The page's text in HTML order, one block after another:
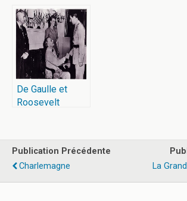
France
De Gaulle et
Roosevelt
Publication Précédente
Charlemagne
La